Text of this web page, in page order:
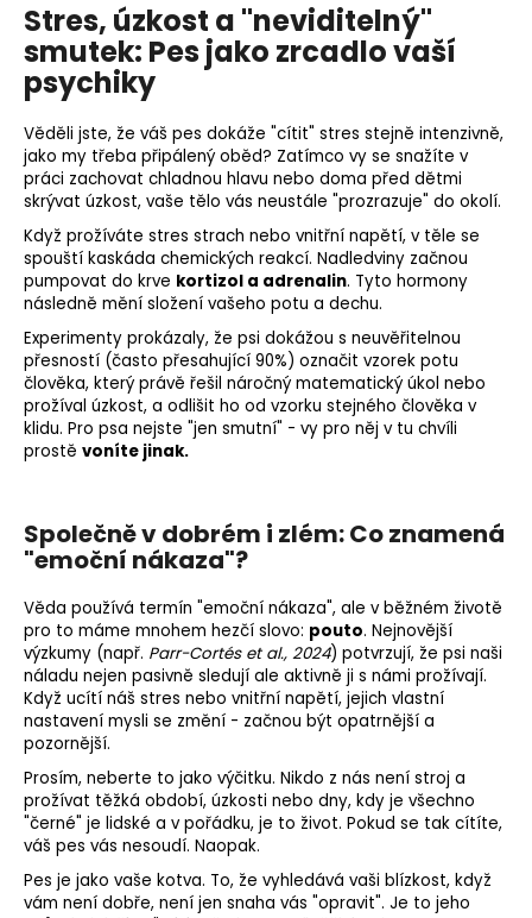
Stres, úzkost a "neviditelný"
smutek: Pes jako zrcadlo vaší
psychiky
Věděli jste, že váš pes dokáže "cítit" stres stejně intenzivně,
jako my třeba připálený oběd? Zatímco vy se snažíte v
práci zachovat chladnou hlavu nebo doma před dětmi
skrývat úzkost, vaše tělo vás neustále "prozrazuje" do okolí.
Když prožíváte stres strach nebo vnitřní napětí, v těle se
spouští kaskáda chemických reakcí. Nadledviny začnou
pumpovat do krve kortizol a adrenalin. Tyto hormony
následně mění složení vašeho potu a dechu.
Experimenty prokázaly, že psi dokážou s neuvěřitelnou
přesností (často přesahující 90%) označit vzorek potu
člověka, který právě řešil náročný matematický úkol nebo
prožíval úzkost, a odlišit ho od vzorku stejného člověka v
klidu. Pro psa nejste "jen smutní" - vy pro něj v tu chvíli
prostě voníte jinak.
Společně v dobrém i zlém: Co znamená
"emoční nákaza"?
Věda používá termín "emoční nákaza", ale v běžném životě
pro to máme mnohem hezčí slovo: pouto. Nejnovější
výzkumy (např. Parr-Cortés et al., 2024) potvrzují, že psi naši
náladu nejen pasivně sledují ale aktivně ji s námi prožívají.
Když ucítí náš stres nebo vnitřní napětí, jejich vlastní
nastavení mysli se změní - začnou být opatrnější a
pozornější.
Prosím, neberte to jako výčitku. Nikdo z nás není stroj a
prožívat těžká období, úzkosti nebo dny, kdy je všechno
"černé" je lidské a v pořádku, je to život. Pokud se tak cítíte,
váš pes vás nesoudí. Naopak.
Pes je jako vaše kotva. To, že vyhledává vaši blízkost, když
vám není dobře, není jen snaha vás "opravit". Je to jeho